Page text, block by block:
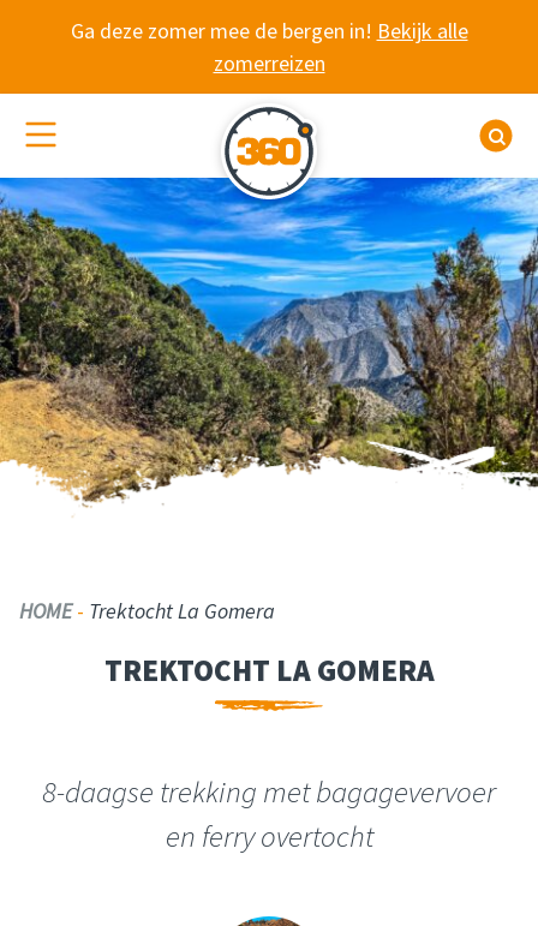
Ga deze zomer mee de bergen in! Bekijk alle
zomerreizen
(De)activeer site navigatie
TREKTOCHT LA
8-daagse trekking
HOME- Trektocht La Gomera
TREKTOCHT LA GOMERA
8-daagse trekking met bagagevervoer
en ferry overtocht